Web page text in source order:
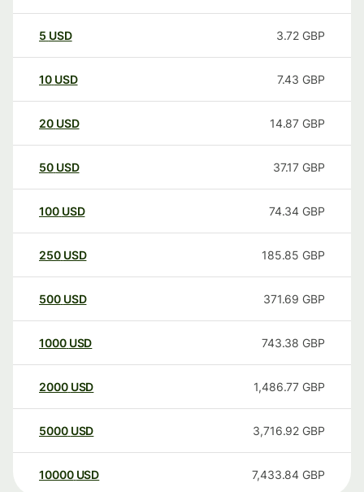
5 USD 3.72 GBP
10 USD 7.43 GBP
20 USD 14.87 GBP
50 USD 37.17 GBP
100 USD 74.34 GBP
250 USD 185.85 GBP
500 USD 371.69 GBP
1000 USD 743.38 GBP
2000 USD 1,486.77 GBP
5000 USD 3,716.92 GBP
10000 USD 7,433.84 GBP